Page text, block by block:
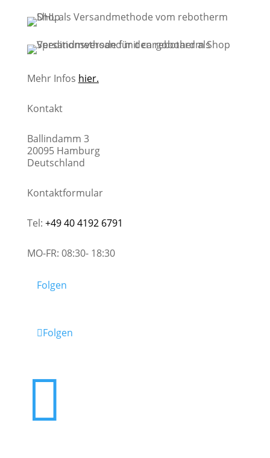
Mehr Infos hier.
Kontakt
Ballindamm 3
20095 Hamburg
Deutschland
Kontaktformular
Tel: +49 40 4192 6791
MO-FR: 08:30- 18:30
Folgen
Folgen
